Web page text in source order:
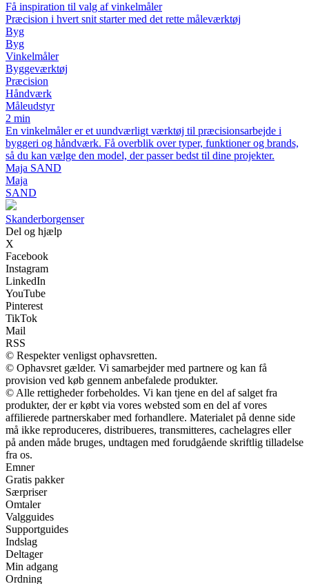
Få inspiration til valg af vinkelmåler
Præcision i hvert snit starter med det rette måleværktøj
Byg
Byg
Vinkelmåler
Byggeværktøj
Præcision
Håndværk
Måleudstyr
2 min
En vinkelmåler er et uundværligt værktøj til præcisionsarbejde i
byggeri og håndværk. Få overblik over typer, funktioner og brands,
så du kan vælge den model, der passer bedst til dine projekter.
Maja SAND
Maja
SAND
Skanderborgenser
Del og hjælp
X
Facebook
Instagram
LinkedIn
YouTube
Pinterest
TikTok
Mail
RSS
© Respekter venligst ophavsretten.
© Ophavsret gælder. Vi samarbejder med partnere og kan få
provision ved køb gennem anbefalede produkter.
© Alle rettigheder forbeholdes. Vi kan tjene en del af salget fra
produkter, der er købt via vores websted som en del af vores
affilierede partnerskaber med forhandlere. Materialet på denne side
må ikke reproduceres, distribueres, transmitteres, cachelagres eller
på anden måde bruges, undtagen med forudgående skriftlig tilladelse
fra os.
Emner
Gratis pakker
Særpriser
Omtaler
Valgguides
Supportguides
Indslag
Deltager
Min adgang
Ordning